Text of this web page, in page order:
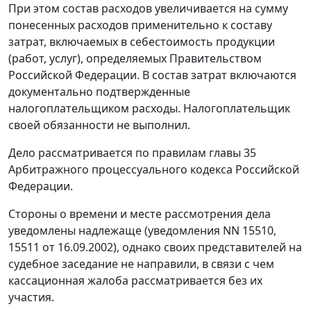
При этом состав расходов увеличивается на сумму
понесенных расходов применительно к составу
затрат, включаемых в себестоимость продукции
(работ, услуг), определяемых Правительством
Российской Федерации. В состав затрат включаются
документально подтвержденные
налогоплательщиком расходы. Налогоплательщик
своей обязанности не выполнил.
Дело рассматривается по правилам главы 35
Арбитражного процессуального кодекса Российской
Федерации.
Стороны о времени и месте рассмотрения дела
уведомлены надлежаще (уведомления NN 15510,
15511 от 16.09.2002), однако своих представителей на
судебное заседание не направили, в связи с чем
кассационная жалоба рассматривается без их
участия.